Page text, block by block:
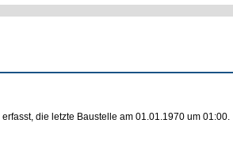
die letzte Baustelle am 01.01.1970 um 01:00.